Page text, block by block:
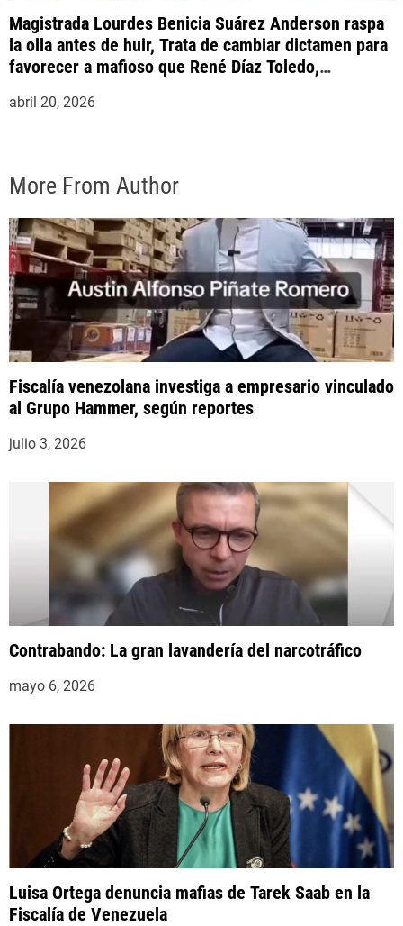
Magistrada Lourdes Benicia Suárez Anderson raspa
la olla antes de huir, Trata de cambiar dictamen para
favorecer a mafioso que René Díaz Toledo,
abril 20, 2026
More From Author
Fiscalía venezolana investiga a empresario vinculado
al Grupo Hammer, según reportes
julio 3, 2026
Contrabando: La gran lavandería del narcotráfico
mayo 6, 2026
Luisa Ortega denuncia mafias de Tarek Saab en la
Fiscalía de Venezuela